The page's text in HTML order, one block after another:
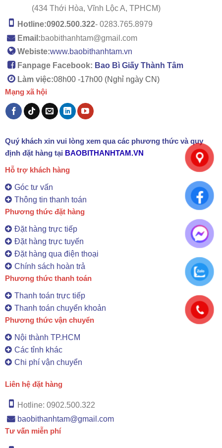
(434 Thới Hòa, Vĩnh Lộc A, TPHCM)
Hotline:0902.500.322- 0283.765.8979
Email:baobithanhtam@gmail.com
Webiste:www.baobithanhtam.vn
Fanpage Facebook: Bao Bì Giấy Thành Tâm
Làm việc:08h00 -17h00 (Nghỉ ngày CN)
Mạng xã hội
Quý khách xin vui lòng xem qua các phương thức và quy
định đặt hàng tại BAOBITHANHTAM.VN
Hỗ trợ khách hàng
Góc tư vấn
Thông tin thanh toán
Phương thức đặt hàng
Đặt hàng trực tiếp
Đặt hàng trực tuyến
Đặt hàng qua điện thoại
Chính sách hoàn trả
Phương thức thanh toán
Thanh toán trực tiếp
Thanh toán chuyển khoản
Phương thức vận chuyển
Nội thành TP.HCM
Các tỉnh khác
Chi phí vận chuyển
Liên hệ đặt hàng
Hotline: 0902.500.322
baobithanhtam@gmail.com
Tư vấn miễn phí